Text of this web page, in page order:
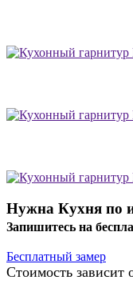
Нужна Кухня по
Запишитесь на
Бесплатный замер
Стоимость зависит